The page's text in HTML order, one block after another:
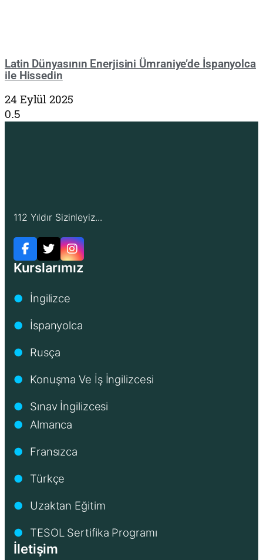
Latin Dünyasının Enerjisini Ümraniye’de İspanyolca
ile Hissedin
24 Eylül 2025
112 Yıldır Sizinleyiz...
Kurslarımız
● İngilizce
● İspanyolca
● Rusça
● Konuşma Ve İş İngilizcesi
● Sınav İngilizcesi
● Almanca
● Fransızca
● Türkçe
● Uzaktan Eğitim
● TESOL Sertifika Programı
İletişim